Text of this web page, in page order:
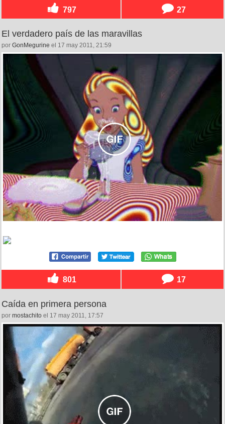
797 27
El verdadero país de las maravillas
por GonMegurine el 17 may 2011, 21:59
801 17
Caída en primera persona
por mostachito el 17 may 2011, 17:57